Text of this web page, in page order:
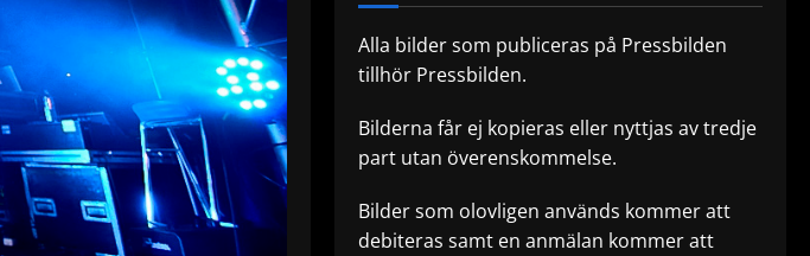
Alla bilder som publiceras på Pressbilden
tillhör Pressbilden.
Bilderna får ej kopieras eller nyttjas av tredje
part utan överenskommelse.
Bilder som olovligen används kommer att
debiteras samt en anmälan kommer att